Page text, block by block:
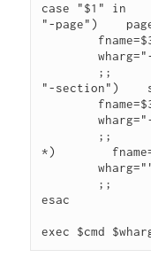
case "$1" in
"-page")
wharg="--
;;
"-section")
wharg="--
;;
*)
;;
esac
exec $cmd